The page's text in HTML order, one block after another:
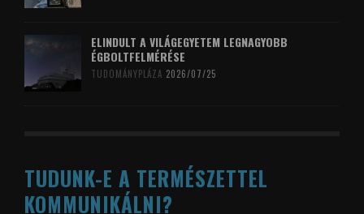
ELINDULT A VILÁGEGYETEM LEGNAGYOBB
ÉGBOLTFELMÉRÉSE
TUDOMÁNYPLÁZA 2026/07/25
TUDUNK-E A TERMÉSZETTEL
KOMMUNIKÁLNI?